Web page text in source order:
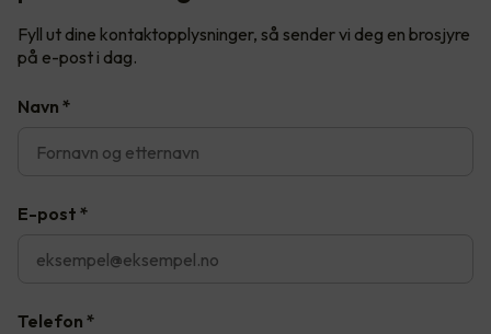
Fyll ut dine kontaktopplysninger, så sender vi deg en brosjyre
på e-post i dag.
Navn *
E-post *
Telefon *